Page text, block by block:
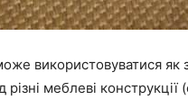
використовуватися як
меблеві конструкції